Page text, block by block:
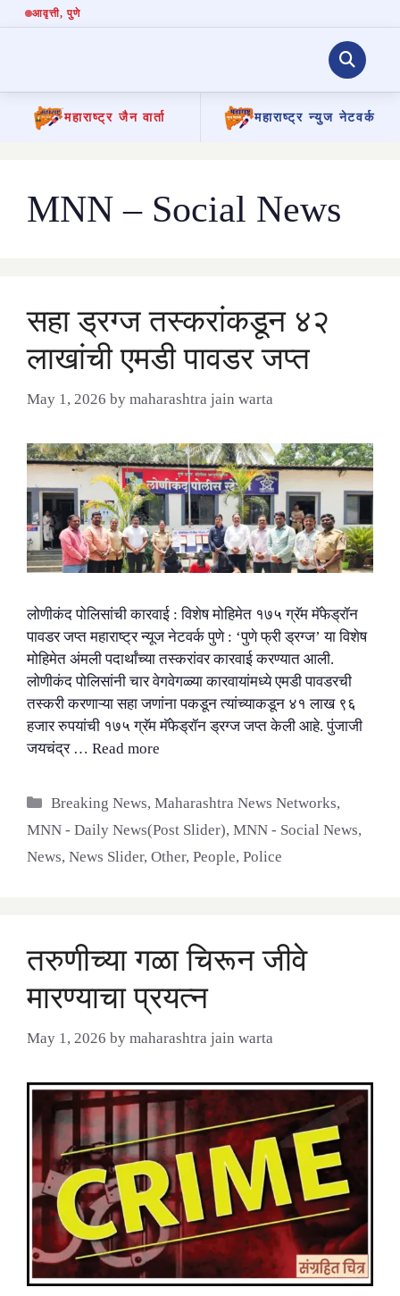
आवृत्ती, पुणे
महाराष्ट्र जैन वार्ता महाराष्ट्र न्युज नेटवर्क
contentMNN – Social News
सहा ड्रग्ज तस्करांकडून ४२
लाखांची एमडी पावडर जप्त
May 1, 2026 by maharashtra jain warta
लोणीकंद पोलिसांची कारवाई : विशेष मोहिमेत १७५ ग्रॅम मॅफेड्रॉन
पावडर जप्त महाराष्ट्र न्यूज नेटवर्क पुणे : ‘पुणे फ्री ड्रग्ज’ या विशेष
मोहिमेत अंमली पदार्थांच्या तस्करांवर कारवाई करण्यात आली.
लोणीकंद पोलिसांनी चार वेगवेगळ्या कारवायांमध्ये एमडी पावडरची
तस्करी करणाऱ्या सहा जणांना पकडून त्यांच्याकडून ४१ लाख ९६
हजार रुपयांची १७५ ग्रॅम मॅफेड्रॉन ड्रग्ज जप्त केली आहे. पुंजाजी
जयचंद्र … Read more
Categories
Breaking News,Maharashtra News Networks,
MNN - Daily News(Post Slider), MNN - Social News,
News, News Slider, Other, People, Police
तरुणीच्या गळा चिरून जीवे
मारण्याचा प्रयत्न
May 1, 2026 by maharashtra jain warta